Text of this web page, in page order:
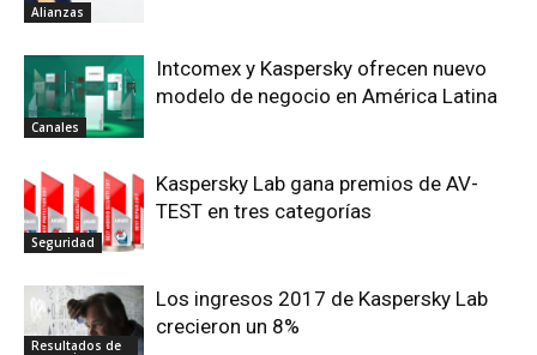
Alianzas
Canales
Intcomex y Kaspersky ofrecen nuevo
modelo de negocio en América Latina
Seguridad
Kaspersky Lab gana premios de AV-
TEST en tres categorías
Resultados de
Los ingresos 2017 de Kaspersky Lab
crecieron un 8%